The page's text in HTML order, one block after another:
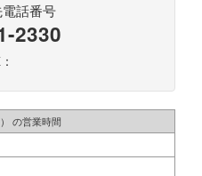
話番号
2330
の営業時間